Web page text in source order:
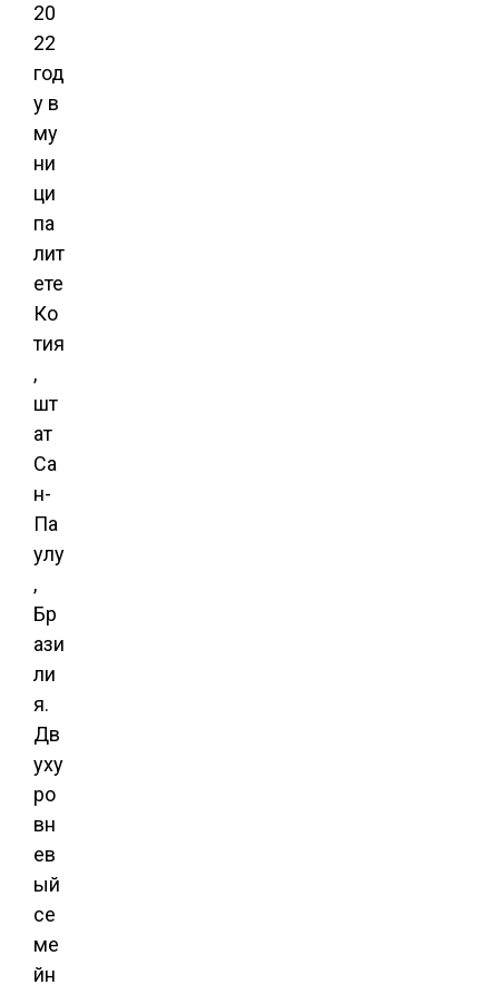
20
22
год
у в
му
ни
ци
па
лит
ете
Ко
тия
,
шт
ат
Са
н-
Па
улу
,
Бр
ази
ли
я.
Дв
уху
ро
вн
ев
ый
се
ме
йн